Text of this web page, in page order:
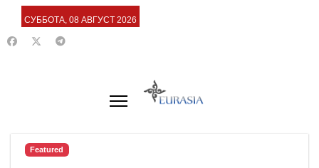
СУББОТА, 08 АВГУСТ 2026
Featured